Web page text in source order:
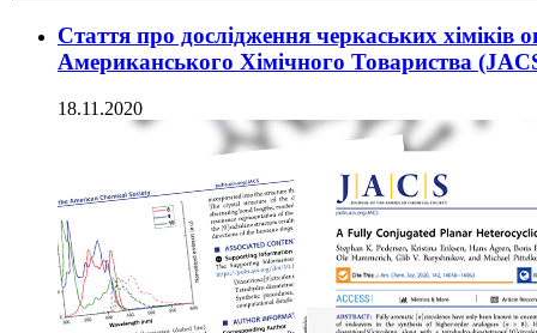
Стаття про дослідження черкаських хіміків
Американського Хімічного Товариства
18.11.2020